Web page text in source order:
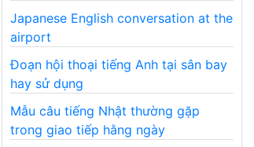
Japanese English conversation at the
airport
Đoạn hội thoại tiếng Anh tại sân bay
hay sử dụng
Mẫu câu tiếng Nhật thường gặp
trong giao tiếp hằng ngày